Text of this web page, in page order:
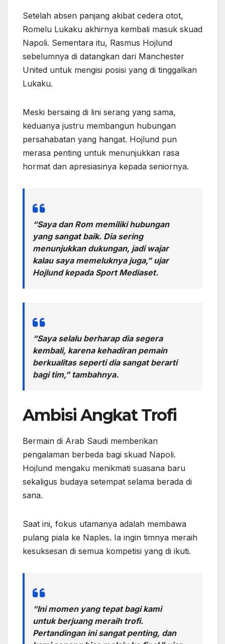
Setelah absen panjang akibat cedera otot,
Romelu Lukaku akhirnya kembali masuk skuad
Napoli. Sementara itu, Rasmus Hojlund
sebelumnya di datangkan dari Manchester
United untuk mengisi posisi yang di tinggalkan
Lukaku.
Meski bersaing di lini serang yang sama,
keduanya justru membangun hubungan
persahabatan yang hangat. Hojlund pun
merasa penting untuk menunjukkan rasa
hormat dan apresiasinya kepada seniornya.
“Saya dan Rom memiliki hubungan
yang sangat baik. Dia sering
menunjukkan dukungan, jadi wajar
kalau saya memeluknya juga,” ujar
Hojlund kepada Sport Mediaset.
“Saya selalu berharap dia segera
kembali, karena kehadiran pemain
berkualitas seperti dia sangat berarti
bagi tim,” tambahnya.
Ambisi Angkat Trofi
Bermain di Arab Saudi memberikan
pengalaman berbeda bagi skuad Napoli.
Hojlund mengaku menikmati suasana baru
sekaligus budaya setempat selama berada di
sana.
Saat ini, fokus utamanya adalah membawa
pulang piala ke Naples. Ia ingin timnya meraih
kesuksesan di semua kompetisi yang di ikuti.
“Ini momen yang tepat bagi kami
untuk berjuang meraih trofi.
Pertandingan ini sangat penting, dan